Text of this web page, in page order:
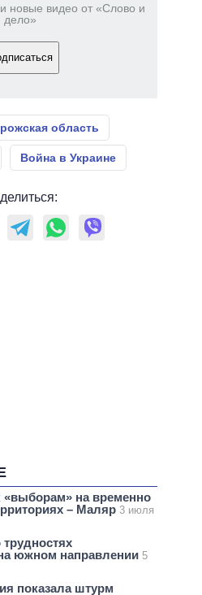
новые видео от «Слово и
дело»
область
Война в Украине
«выборам» на временно
– Маляр 3 июля
южном направлении 5
показала штурм